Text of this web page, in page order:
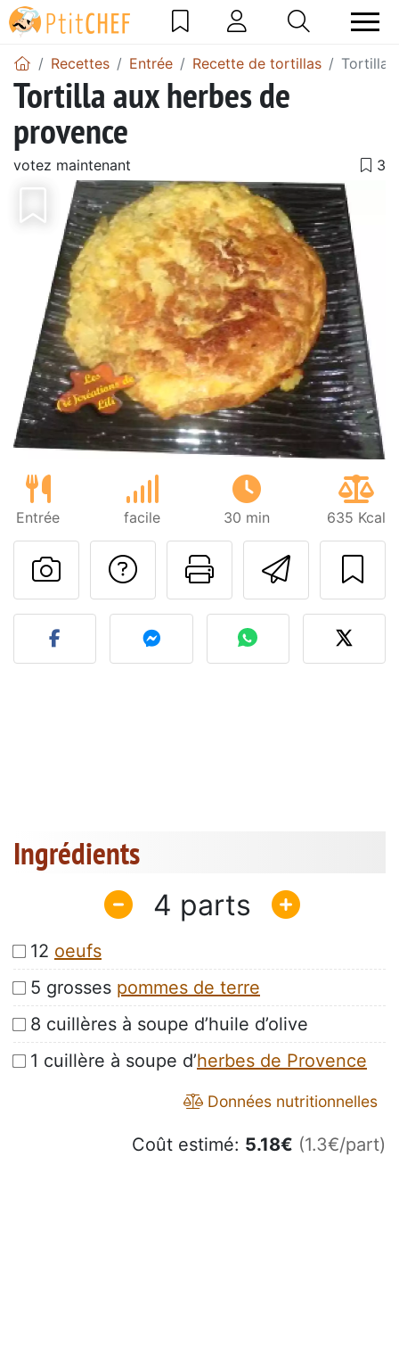
Recettes Entrée Recette de tortillas Tortilla
Tortilla aux herbes de
provence
votez maintenant
Entrée facile 30 min 635 Kcal
Imprimer
Poser une
Publier votre photo de
Ingrédients
4
12 oeufs
5 grosses pommes de terre
8 cuillères à soupe d’huile d’olive
1 cuillère à soupe d’herbes de Provence
Données nutritionnelles
Coût estimé: 5.18€ (1.3€/part)